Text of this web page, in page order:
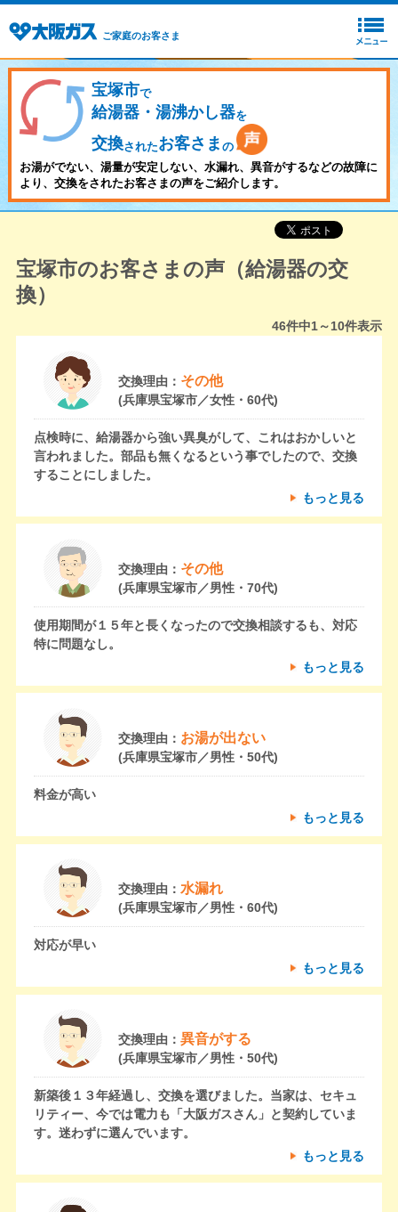
ご家庭のお客さま
宝塚市で
給湯器・湯沸かし器を
交換されたお客さま の
お湯がでない、湯量が安定しない、水漏れ、異音がするなどの故障に
より、交換をされたお客さまの声をご紹介します。
宝塚市のお客さまの声（給湯器の交
換）
46件中1～10件表示
交換理由： その他
(兵庫県宝塚市／女性・60代)
点検時に、給湯器から強い異臭がして、これはおかしいと
言われました。部品も無くなるという事でしたので、交換
することにしました。
もっと見る
交換理由： その他
(兵庫県宝塚市／男性・70代)
使用期間が１５年と長くなったので交換相談するも、対応
特に問題なし。
もっと見る
交換理由： お湯が出ない
(兵庫県宝塚市／男性・50代)
料金が高い
もっと見る
交換理由： 水漏れ
(兵庫県宝塚市／男性・60代)
対応が早い
もっと見る
交換理由： 異音がする
(兵庫県宝塚市／男性・50代)
新築後１３年経過し、交換を選びました。当家は、セキュ
リティー、今では電力も「大阪ガスさん」と契約していま
す。迷わずに選んでいます。
もっと見る